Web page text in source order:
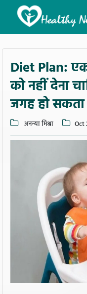
Diet Plan:
को नहीं देना
जगह हो
अनन्या मिश्रा Oct